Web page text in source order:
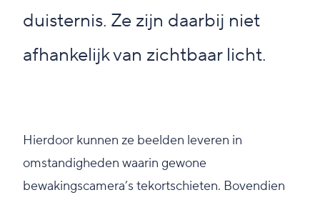
duisternis. Ze zijn daarbij niet
afhankelijk van zichtbaar licht.
Hierdoor kunnen ze beelden leveren in
omstandigheden waarin gewone
bewakingscamera’s tekortschieten. Bovendien